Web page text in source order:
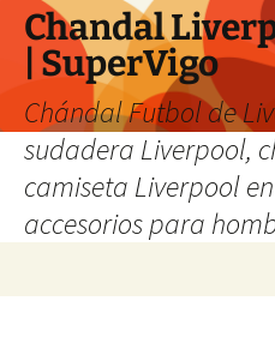
Chandal
| SuperVigo
Chándal Futbol de
sudadera Liverpool,
camiseta Liverpool
accesorios para